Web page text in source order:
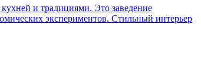
и традициями. Это заведение
экспериментов. Стильный интерьер